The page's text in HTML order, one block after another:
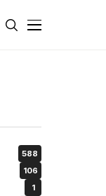
588
106
1